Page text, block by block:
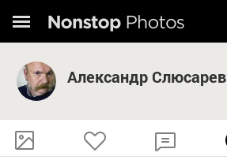
Александр Слюсарев